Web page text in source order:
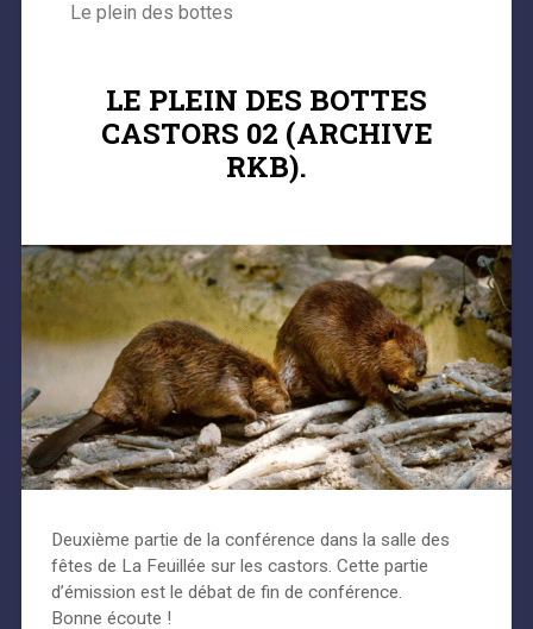
Le plein des bottes
LE PLEIN DES BOTTES
CASTORS 02 (ARCHIVE
RKB).
Deuxième partie de la conférence dans la salle des
fêtes de La Feuillée sur les castors. Cette partie
d’émission est le débat de fin de conférence.
Bonne écoute !